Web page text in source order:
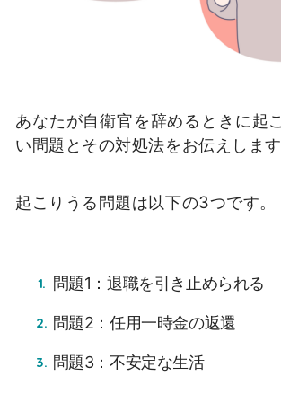
あなたが自衛官を辞めるときに起
い問題とその対処法をお伝えします
起こりうる問題は以下の3つです。
問題1：退職を引き止められる
問題2：任用一時金の返還
問題3：不安定な生活